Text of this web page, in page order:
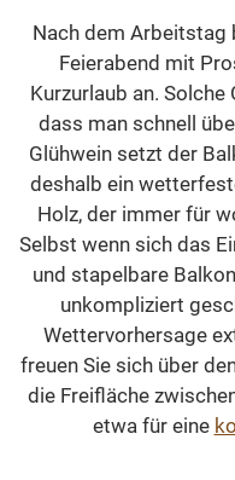
Nach dem Arbeitstag
Feierabend mit
Kurzurlaub an. Solche
dass man schnell
Glühwein setzt der
deshalb ein
Holz, der immer für
Selbst wenn sich das
und stapelbare
unkompliziert
Wettervorhersage
freuen Sie sich über
die Freifläche
etwa für eine